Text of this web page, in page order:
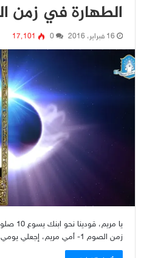
الطهارة في زمن
16 فبراير، 2016 0 17٬101
يا
زمن الصوم 1- أمي مريم، إجعلي يومي…